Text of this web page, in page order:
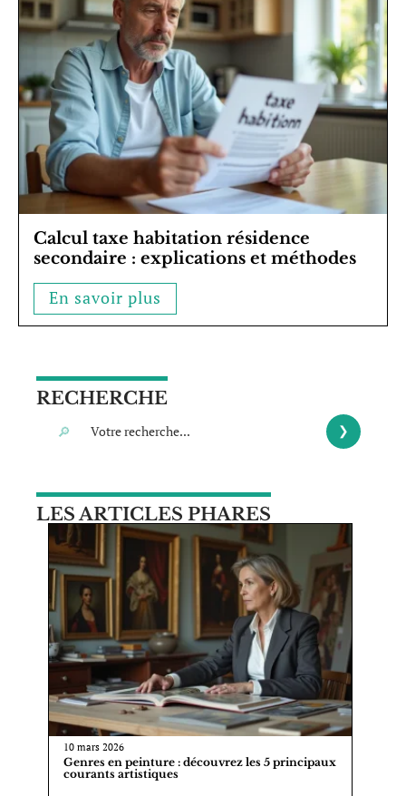
Calcul taxe habitation résidence
secondaire : explications et méthodes
En savoir plus
RECHERCHE
LES ARTICLES PHARES
10 mars 2026
Genres en peinture : découvrez les 5 principaux
courants artistiques